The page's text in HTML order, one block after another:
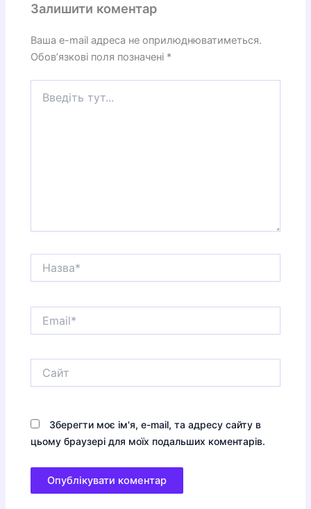
Залишити коментар
Ваша e-mail адреса не оприлюднюватиметься.
Обов’язкові поля позначені *
тут...
Зберегти моє ім'я, e-mail, та адресу сайту в
цьому браузері для моїх подальших коментарів.